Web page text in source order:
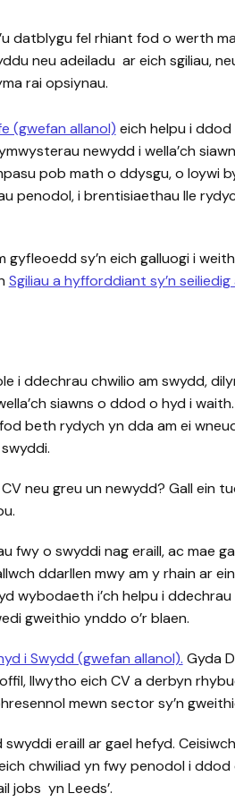
datblygu fel rhiant fod o werth
neu adeiladu ar eich sgiliau,
rai opsiynau.
(gwefan allanol) eich helpu i ddod
newydd i wella’ch
pob math o ddysgu, o loywi
penodol, i brentisiaethau lle
gyfleoedd sy’n eich galluogi i
Sgiliau a hyfforddiant sy’n
i ddechrau chwilio am swydd,
siawns o ddod o hyd i waith.
beth rydych yn dda am ei
neu greu un newydd? Gall ein
fwy o swyddi nag eraill, ac mae
ddarllen mwy am y rhain ar ein
wybodaeth i’ch helpu i
gweithio ynddo o’r blaen.
i Swydd (gwefan allanol). Gyda
llwytho eich CV a derbyn
mewn sector sy’n
eraill ar gael hefyd. Ceisiwch
chwiliad yn fwy penodol i ddod
jobs yn Leeds’.